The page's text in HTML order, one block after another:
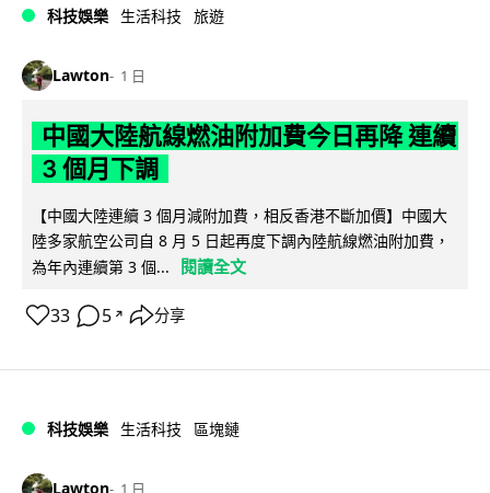
科技娛樂 生活科技 旅遊
Lawton 1 日
中國大陸航線燃油附加費今日再降 連續
3 個月下調
【中國大陸連續 3 個月減附加費，相反香港不斷加價】中國大
陸多家航空公司自 8 月 5 日起再度下調內陸航線燃油附加費，
為年內連續第 3 個...
閱讀全文
33 5 ↗ 分享
科技娛樂 生活科技 區塊鏈
Lawton 1 日